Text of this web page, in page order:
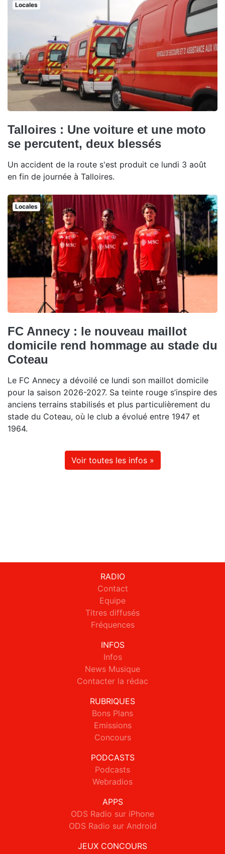
Locales
Talloires : Une voiture et une moto
se percutent, deux blessés
Un accident de la route s'est produit ce lundi 3 août
en fin de journée à Talloires.
Locales
FC Annecy : le nouveau maillot
domicile rend hommage au stade du
Coteau
Le FC Annecy a dévoilé ce lundi son maillot domicile
pour la saison 2026-2027. Sa teinte rouge s’inspire des
anciens terrains stabilisés et plus particulièrement du
stade du Coteau, où le club a évolué entre 1947 et
1964.
Voir toutes les infos »
RADIO
Contact
Equipe
Titres diffusés
Fréquences
INFOS
Infos
News Musique
Contacter la rédac
RUBRIQUES
Bons Plans
Emissions
Concours
PODCASTS
Podcasts
Webradios
APPS
ODS Radio sur iPhone
ODS Radio sur Android
JEUX CONCOURS